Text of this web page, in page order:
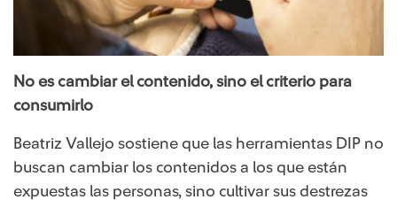
No es cambiar el contenido, sino el criterio para
consumirlo
Beatriz Vallejo sostiene que las herramientas DIP no
buscan cambiar los contenidos a los que están
expuestas las personas, sino cultivar sus destrezas